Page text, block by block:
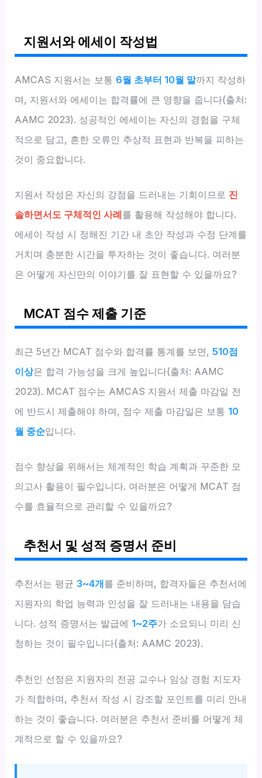
지원서와 에세이 작성법
AMCAS 지원서는 보통 6월 초부터 10월 말까지 작성하
며, 지원서와 에세이는 합격률에 큰 영향을 줍니다(출처:
AAMC 2023). 성공적인 에세이는 자신의 경험을 구체
적으로 담고, 흔한 오류인 추상적 표현과 반복을 피하는
것이 중요합니다.
지원서 작성은 자신의 강점을 드러내는 기회이므로 진
솔하면서도 구체적인 사례를 활용해 작성해야 합니다.
에세이 작성 시 정해진 기간 내 초안 작성과 수정 단계를
거치며 충분한 시간을 투자하는 것이 좋습니다. 여러분
은 어떻게 자신만의 이야기를 잘 표현할 수 있을까요?
MCAT 점수 제출 기준
최근 5년간 MCAT 점수와 합격률 통계를 보면,510점
이상은 합격 가능성을 크게 높입니다(출처: AAMC
2023). MCAT 점수는 AMCAS 지원서 제출 마감일 전
에 반드시 제출해야 하며, 점수 제출 마감일은 보통 10
월 중순입니다.
점수 향상을 위해서는 체계적인 학습 계획과 꾸준한 모
의고사 활용이 필수입니다. 여러분은 어떻게 MCAT 점
수를 효율적으로 관리할 수 있을까요?
추천서 및 성적 증명서 준비
추천서는 평균 3~4개를 준비하며, 합격자들은 추천서에
지원자의 학업 능력과 인성을 잘 드러내는 내용을 담습
니다. 성적 증명서는 발급에 1~2주가 소요되니 미리 신
청하는 것이 필수입니다(출처: AAMC 2023).
추천인 선정은 지원자의 전공 교수나 임상 경험 지도자
가 적합하며, 추천서 작성 시 강조할 포인트를 미리 안내
하는 것이 좋습니다. 여러분은 추천서 준비를 어떻게 체
계적으로 할 수 있을까요?